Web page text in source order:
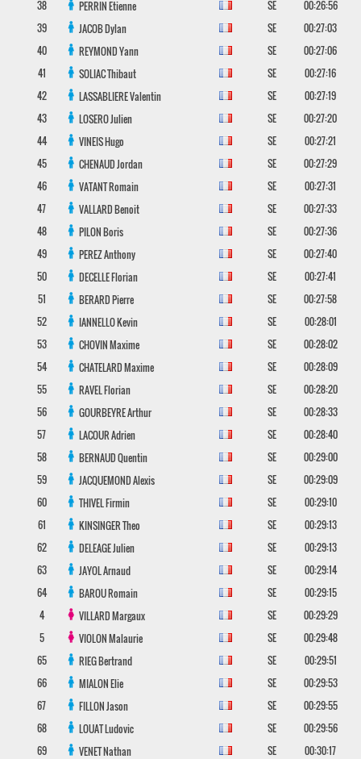
38
PERRINEtienne SE
00:26:56
39
JACOBDylan SE
00:27:03
40
REYMONDYann SE
00:27:06
41
SOLIACThibaut SE
00:27:16
42
LASSABLIEREValentin SE
00:27:19
43
LOSEROJulien SE
00:27:20
44
VINEISHugo SE
00:27:21
45
CHENAUDJordan SE
00:27:29
46
VATANTRomain SE
00:27:31
47
VALLARDBenoit SE
00:27:33
48
PILONBoris SE
00:27:36
49
PEREZAnthony SE
00:27:40
50
DECELLEFlorian SE
00:27:41
51
BERARDPierre SE
00:27:58
52
IANNELLOKevin SE
00:28:01
53
CHOVINMaxime SE
00:28:02
54
CHATELARDMaxime SE
00:28:09
55
RAVELFlorian SE
00:28:20
56
GOURBEYREArthur SE
00:28:33
57
LACOURAdrien SE
00:28:40
58
BERNAUDQuentin SE
00:29:00
59
JACQUEMONDAlexis SE
00:29:09
60
THIVELFirmin SE
00:29:10
61
KINSINGERTheo SE
00:29:13
62
DELEAGEJulien SE
00:29:13
63
JAYOLArnaud SE
00:29:14
64
BAROURomain SE
00:29:15
4
VILLARDMargaux SE
00:29:29
5
VIOLONMalaurie SE
00:29:48
65
RIEGBertrand SE
00:29:51
66
MIALONElie SE
00:29:53
67
FILLONJason SE
00:29:55
68
LOUATLudovic SE
00:29:56
69
VENETNathan SE 00:30:17